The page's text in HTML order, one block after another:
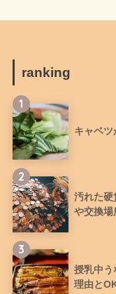
ranking
1
キャベツ
2
汚れた硬
や交換場
3
授乳中
理由と